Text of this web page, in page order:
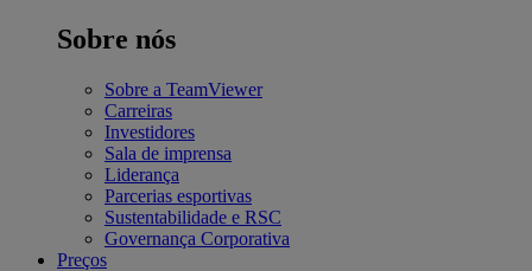
Sobre nós
Sobre a TeamViewer
Carreiras
Investidores
Sala de imprensa
Liderança
Parcerias esportivas
Sustentabilidade e RSC
Governança Corporativa
Preços